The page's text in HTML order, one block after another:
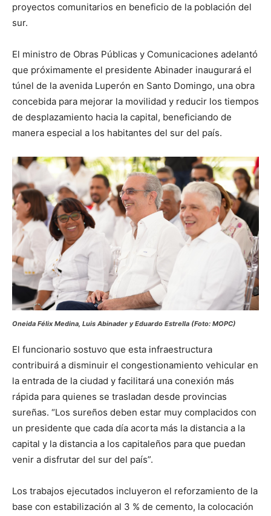
proyectos comunitarios en beneficio de la población del
sur.
El ministro de Obras Públicas y Comunicaciones adelantó
que próximamente el presidente Abinader inaugurará el
túnel de la avenida Luperón en Santo Domingo, una obra
concebida para mejorar la movilidad y reducir los tiempos
de desplazamiento hacia la capital, beneficiando de
manera especial a los habitantes del sur del país.
Oneida Félix Medina, Luis Abinader y Eduardo Estrella (Foto: MOPC)
El funcionario sostuvo que esta infraestructura
contribuirá a disminuir el congestionamiento vehicular en
la entrada de la ciudad y facilitará una conexión más
rápida para quienes se trasladan desde provincias
sureñas. “Los sureños deben estar muy complacidos con
un presidente que cada día acorta más la distancia a la
capital y la distancia a los capitaleños para que puedan
venir a disfrutar del sur del país”.
Los trabajos ejecutados incluyeron el reforzamiento de la
base con estabilización al 3 % de cemento, la colocación